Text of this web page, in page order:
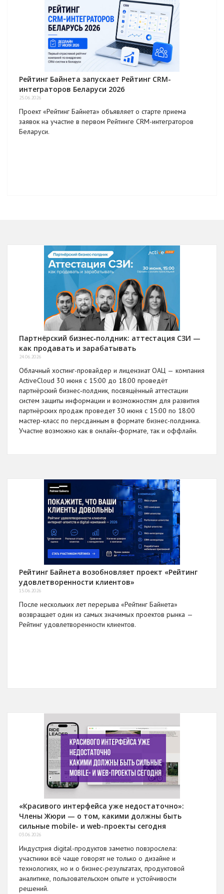
Рейтинг Байнета запускает Рейтинг CRM-
интеграторов Беларуси 2026
25.06.2026
Проект «Рейтинг Байнета» объявляет о старте приема
заявок на участие в первом Рейтинге CRM-интеграторов
Беларуси.
Партнёрский бизнес‑полдник: аттестация СЗИ —
как продавать и зарабатывать
24.06.2026
Облачный хостинг-провайдер и лицензиат ОАЦ — компания
ActiveCloud 30 июня с 15:00 до 18:00 проведёт
партнёрский бизнес‑полдник, посвящённый аттестации
систем защиты информации и возможностям для развития
партнёрских продаж проведет 30 июня с 15:00 по 18:00
мастер-класс по персданным в формате бизнес-полдника.
Участие возможно как в онлайн-формате, так и оффлайн.
Рейтинг Байнета возобновляет проект «Рейтинг
удовлетворенности клиентов»
15.06.2026
После нескольких лет перерыва «Рейтинг Байнета»
возвращает один из самых значимых проектов рынка —
Рейтинг удовлетворенности клиентов.
«Красивого интерфейса уже недостаточно»:
Члены Жюри — о том, какими должны быть
сильные mobile- и web-проекты сегодня
03.06.2026
Индустрия digital-продуктов заметно повзрослела:
участники всё чаще говорят не только о дизайне и
технологиях, но и о бизнес-результатах, продуктовой
аналитике, пользовательском опыте и устойчивости
решений.